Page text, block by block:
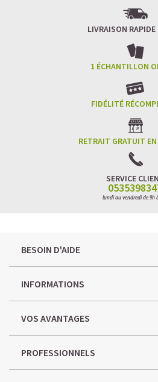
LIVRAISON
1 ÉCHANTILLON
FIDÉLITÉ
RETRAIT GRATUIT
SERVICE
lundi au vendredi de 9h
BESOIN D'AIDE
INFORMATIONS
VOS AVANTAGES
PROFESSIONNELS